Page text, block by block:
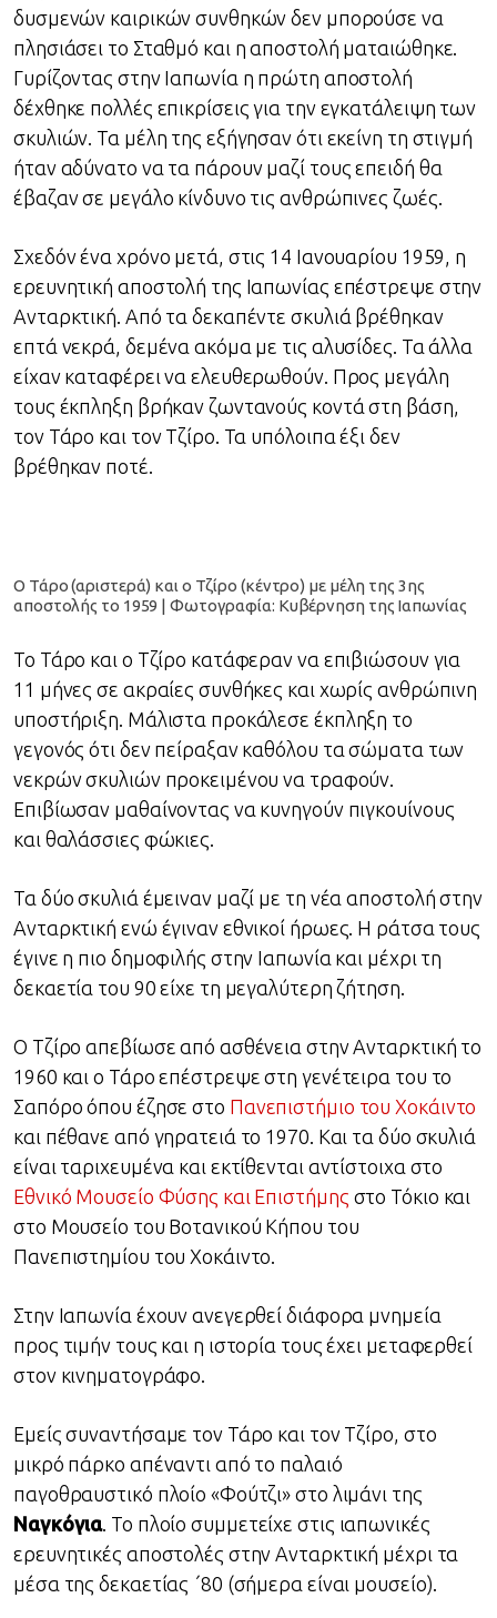
δυσμενών καιρικών συνθηκών δεν μπορούσε να
πλησιάσει το Σταθμό και η αποστολή ματαιώθηκε.
Γυρίζοντας στην Ιαπωνία η πρώτη αποστολή
δέχθηκε πολλές επικρίσεις για την εγκατάλειψη των
σκυλιών. Τα μέλη της εξήγησαν ότι εκείνη τη στιγμή
ήταν αδύνατο να τα πάρουν μαζί τους επειδή θα
έβαζαν σε μεγάλο κίνδυνο τις ανθρώπινες ζωές.
Σχεδόν ένα χρόνο μετά, στις 14 Ιανουαρίου 1959, η
ερευνητική αποστολή της Ιαπωνίας επέστρεψε στην
Ανταρκτική. Από τα δεκαπέντε σκυλιά βρέθηκαν
επτά νεκρά, δεμένα ακόμα με τις αλυσίδες. Τα άλλα
είχαν καταφέρει να ελευθερωθούν. Προς μεγάλη
τους έκπληξη βρήκαν ζωντανούς κοντά στη βάση,
τον Τάρο και τον Τζίρο. Τα υπόλοιπα έξι δεν
βρέθηκαν ποτέ.
Ο Τάρο (αριστερά) και ο Τζίρο (κέντρο) με μέλη της 3ης
αποστολής το 1959 | Φωτογραφία: Κυβέρνηση της Ιαπωνίας
Το Τάρο και ο Τζίρο κατάφεραν να επιβιώσουν για
11 μήνες σε ακραίες συνθήκες και χωρίς ανθρώπινη
υποστήριξη. Μάλιστα προκάλεσε έκπληξη το
γεγονός ότι δεν πείραξαν καθόλου τα σώματα των
νεκρών σκυλιών προκειμένου να τραφούν.
Επιβίωσαν μαθαίνοντας να κυνηγούν πιγκουίνους
και θαλάσσιες φώκιες.
Τα δύο σκυλιά έμειναν μαζί με τη νέα αποστολή στην
Ανταρκτική ενώ έγιναν εθνικοί ήρωες. Η ράτσα τους
έγινε η πιο δημοφιλής στην Ιαπωνία και μέχρι τη
δεκαετία του 90 είχε τη μεγαλύτερη ζήτηση.
Ο Τζίρο απεβίωσε από ασθένεια στην Ανταρκτική το
1960 και ο Τάρο επέστρεψε στη γενέτειρα του το
Σαπόρο όπου έζησε στο Πανεπιστήμιο του Χοκάιντο
και πέθανε από γηρατειά το 1970. Και τα δύο σκυλιά
είναι ταριχευμένα και εκτίθενται αντίστοιχα στο
Εθνικό Μουσείο Φύσης και Επιστήμης στο Τόκιο και
στο Μουσείο του Βοτανικού Κήπου του
Πανεπιστημίου του Χοκάιντο.
Στην Ιαπωνία έχουν ανεγερθεί διάφορα μνημεία
προς τιμήν τους και η ιστορία τους έχει μεταφερθεί
στον κινηματογράφο.
Εμείς συναντήσαμε τον Τάρο και τον Τζίρο, στο
μικρό πάρκο απέναντι από το παλαιό
παγοθραυστικό πλοίο «Φούτζι» στο λιμάνι της
Ναγκόγια. Το πλοίο συμμετείχε στις ιαπωνικές
ερευνητικές αποστολές στην Ανταρκτική μέχρι τα
μέσα της δεκαετίας ΄80 (σήμερα είναι μουσείο).